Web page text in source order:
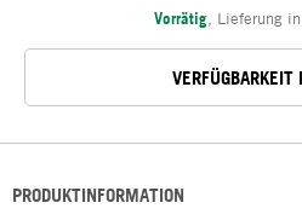
Vorrätig, Lieferung
PRODUKTINFORMATION